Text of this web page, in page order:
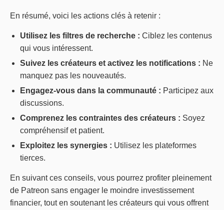
En résumé, voici les actions clés à retenir :
Utilisez les filtres de recherche : Ciblez les contenus
qui vous intéressent.
Suivez les créateurs et activez les notifications : Ne
manquez pas les nouveautés.
Engagez-vous dans la communauté : Participez aux
discussions.
Comprenez les contraintes des créateurs : Soyez
compréhensif et patient.
Exploitez les synergies : Utilisez les plateformes
tierces.
En suivant ces conseils, vous pourrez profiter pleinement
de Patreon sans engager le moindre investissement
financier, tout en soutenant les créateurs qui vous offrent